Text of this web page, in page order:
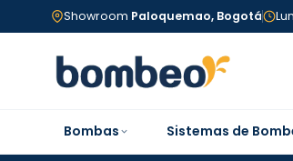
Showroom Paloquemao, Bogotá
Bombas Sistemas de